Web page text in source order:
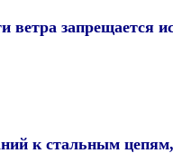
ветра запрещается
к стальным